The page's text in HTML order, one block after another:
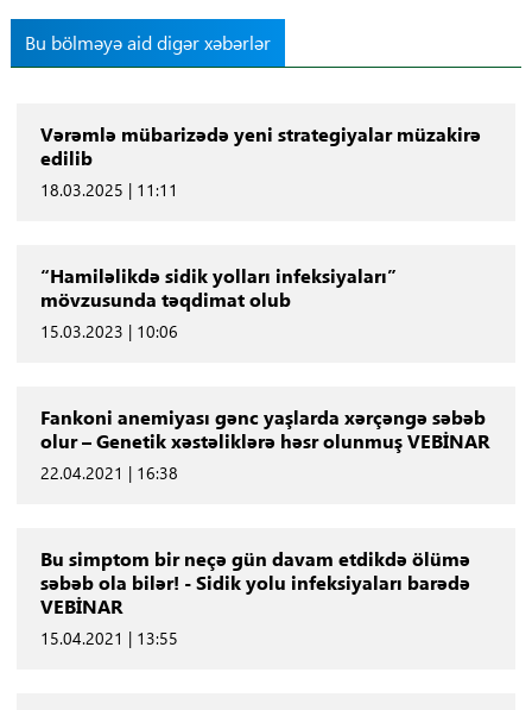
Bu bölməyə aid digər xəbərlər
Vərəmlə mübarizədə yeni strategiyalar müzakirə
edilib
18.03.2025 | 11:11
“Hamiləlikdə sidik yolları infeksiyaları”
mövzusunda təqdimat olub
15.03.2023 | 10:06
Fankoni anemiyası gənc yaşlarda xərçəngə səbəb
olur – Genetik xəstəliklərə həsr olunmuş VEBİNAR
22.04.2021 | 16:38
Bu simptom bir neçə gün davam etdikdə ölümə
səbəb ola bilər! - Sidik yolu infeksiyaları barədə
VEBİNAR
15.04.2021 | 13:55